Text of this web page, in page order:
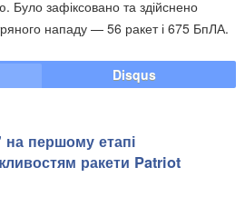
Було зафіксовано та здійснено
нападу — 56 ракет і 675 БпЛА.
Disqus
першому етапі
ракети Patriot